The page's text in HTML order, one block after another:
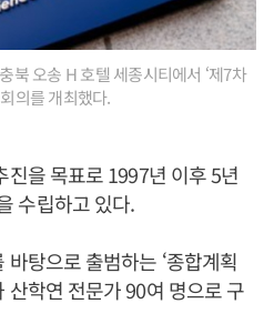
오송 H 호텔 세종시티에서 ‘제7차
의를 개최했다.
을 목표로 1997년 이후 5년
수립하고 있다.
탕으로 출범하는 ‘종합계획
산학연 전문가 90여 명으로 구